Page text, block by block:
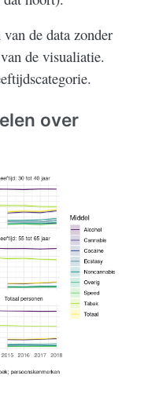
de data zonder
de visualiatie.
over